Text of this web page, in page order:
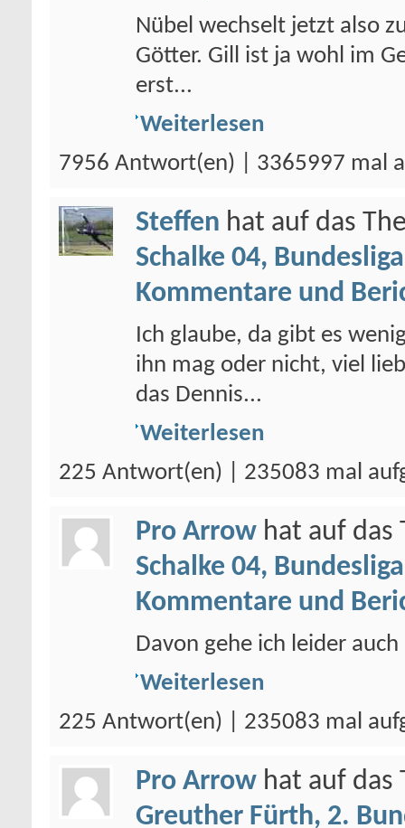
Nübel wechselt jetzt also
Götter. Gill ist ja wohl im
erst...
Weiterlesen
7956 Antwort(en) | 3365997 mal
Steffen hat auf das
Schalke 04,
Kommentare und
Ich glaube, da gibt es
ihn mag oder nicht, viel
das Dennis...
Weiterlesen
225 Antwort(en) | 235083 mal
Pro Arrow hat auf das
Schalke 04,
Kommentare und
Davon gehe ich leider auch
Weiterlesen
225 Antwort(en) | 235083 mal
Pro Arrow hat auf das
Greuther Fürth, 2.